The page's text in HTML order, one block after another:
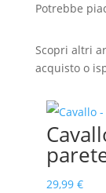
Potrebbe
Scopri altri
acquisto o
29,99 €